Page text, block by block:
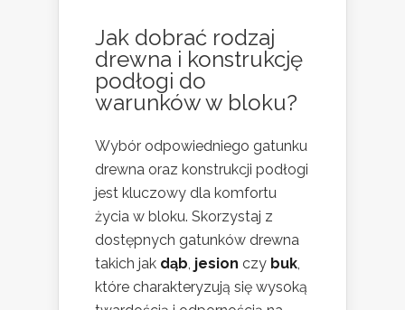
Jak dobrać rodzaj
drewna i konstrukcję
podłogi do
warunków w bloku?
Wybór odpowiedniego gatunku
drewna oraz konstrukcji podłogi
jest kluczowy dla komfortu
życia w bloku. Skorzystaj z
dostępnych gatunków drewna
takich jak dąb, jesion czy buk,
które charakteryzują się wysoką